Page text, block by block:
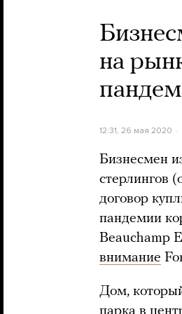
на
12:31, 26 мая 2020
Бизнесмен
стерлингов
договор
пандемии
Beauchamp
внимание
Дом,
парка в